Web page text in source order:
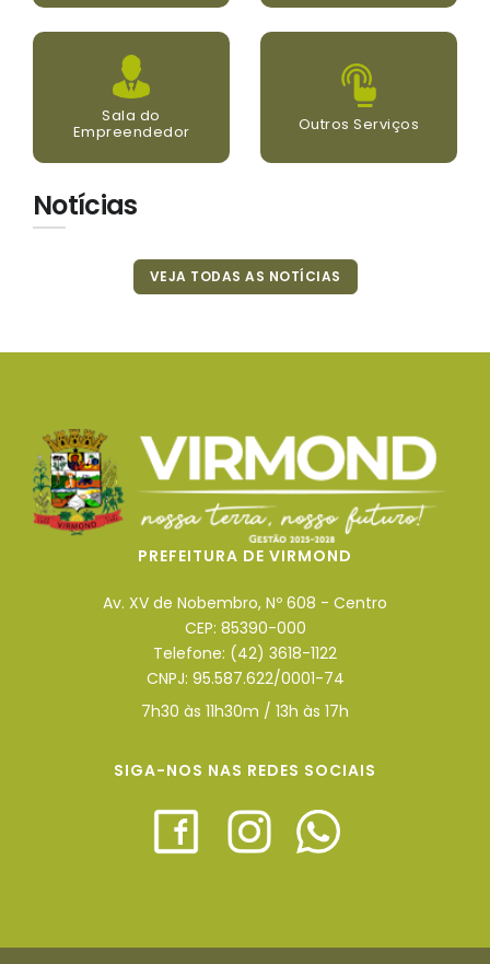
Sala do
Empreendedor Outros Serviços
Notícias
VEJA TODAS AS NOTÍCIAS
PREFEITURA DE VIRMOND
Av. XV de Nobembro, Nº 608 - Centro
CEP: 85390-000
Telefone: (42) 3618-1122
CNPJ: 95.587.622/0001-74
7h30 às 11h30m / 13h às 17h
SIGA-NOS NAS REDES SOCIAIS